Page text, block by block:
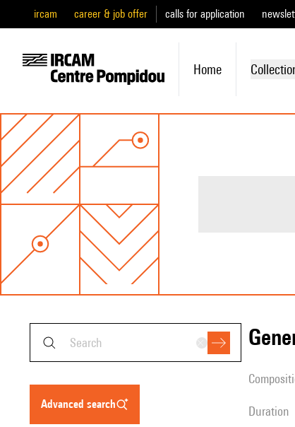
ircam career & job offer calls for application
Home
advanced search duration